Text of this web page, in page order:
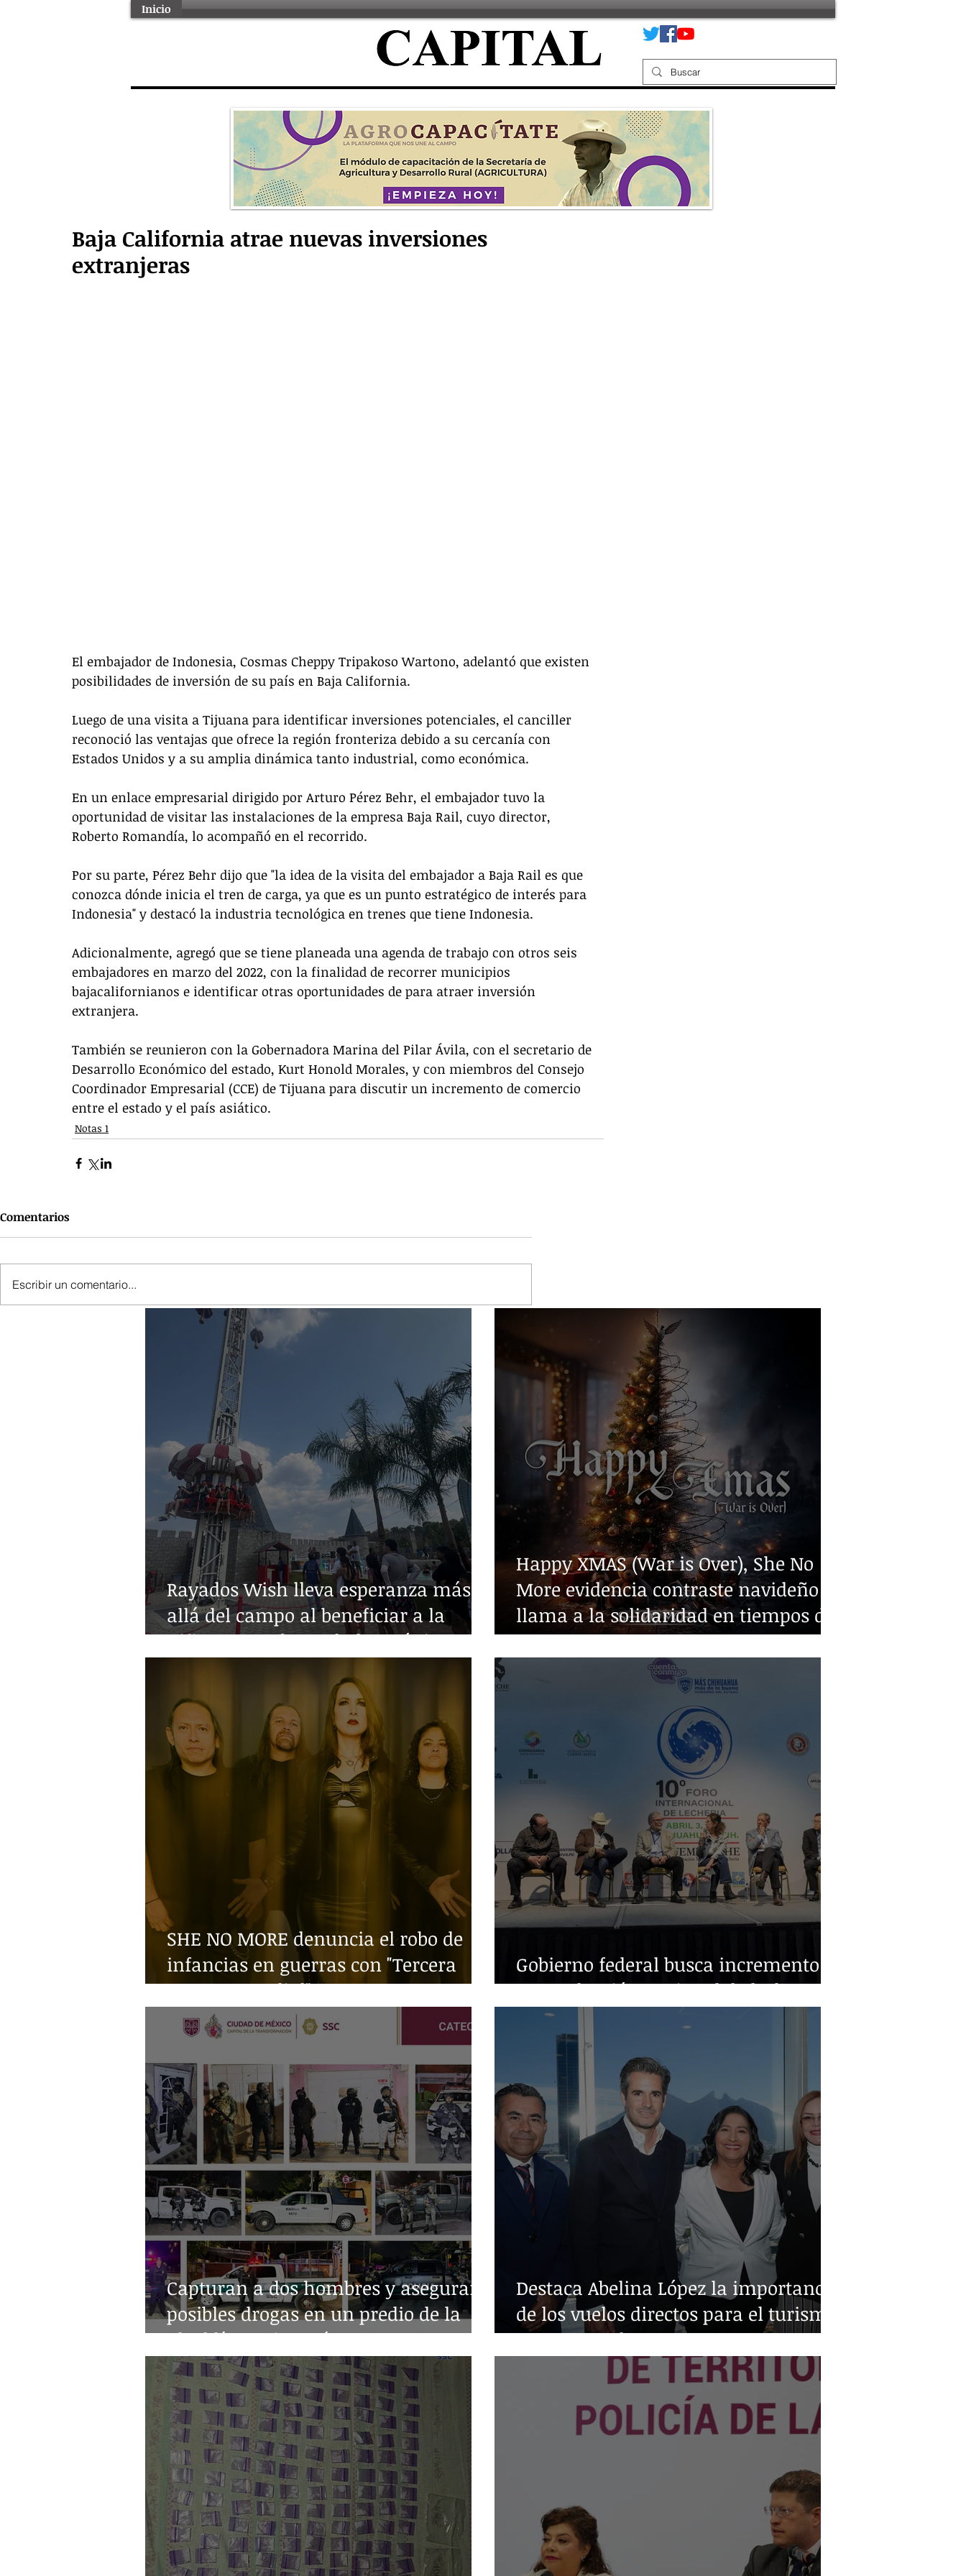
Inicio
Baja California atrae nuevas inversiones
extranjeras
El embajador de Indonesia, Cosmas Cheppy Tripakoso Wartono, adelantó que existen
posibilidades de inversión de su país en Baja California.
Luego de una visita a Tijuana para identificar inversiones potenciales, el canciller
reconoció las ventajas que ofrece la región fronteriza debido a su cercanía con
Estados Unidos y a su amplia dinámica tanto industrial, como económica.
En un enlace empresarial dirigido por Arturo Pérez Behr, el embajador tuvo la
oportunidad de visitar las instalaciones de la empresa Baja Rail, cuyo director,
Roberto Romandía, lo acompañó en el recorrido.
Por su parte, Pérez Behr dijo que "la idea de la visita del embajador a Baja Rail es que
conozca dónde inicia el tren de carga, ya que es un punto estratégico de interés para
Indonesia" y destacó la industria tecnológica en trenes que tiene Indonesia.
Adicionalmente, agregó que se tiene planeada una agenda de trabajo con otros seis
embajadores en marzo del 2022, con la finalidad de recorrer municipios
bajacalifornianos e identificar otras oportunidades de para atraer inversión
extranjera.
También se reunieron con la Gobernadora Marina del Pilar Ávila, con el secretario de
Desarrollo Económico del estado, Kurt Honold Morales, y con miembros del Consejo
Coordinador Empresarial (CCE) de Tijuana para discutir un incremento de comercio
entre el estado y el país asiático.
Notas 1
Comentarios
Escribir un comentario...
Rayados Wish lleva esperanza más
allá del campo al beneficiar a la
niñez con enfermedades crónicas
Happy XMAS (War is Over), She No
More evidencia contraste navideño y
llama a la solidaridad en tiempos de
guerra
SHE NO MORE denuncia el robo de
infancias en guerras con "Tercera
Guerra Mundial"
Gobierno federal busca incremento
en producción nacional de leche
Capturan a dos hombres y aseguran
posibles drogas en un predio de la
alcaldía Benito Juárez
Destaca Abelina López la importancia
de los vuelos directos para el turismo
entre Acapulco y Monterrey